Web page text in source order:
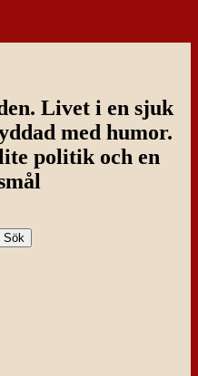
Livet i en sjuk
med humor.
politik och en